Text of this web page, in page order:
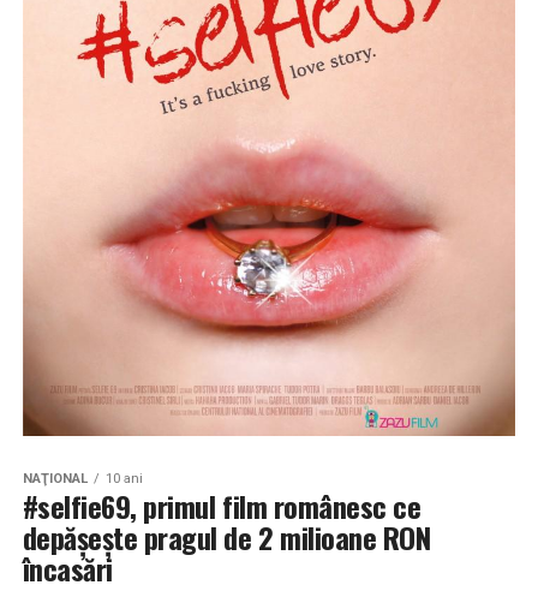
NAŢIONAL 10 ani
#selfie69, primul film românesc ce
depășește pragul de 2 milioane RON
încasări